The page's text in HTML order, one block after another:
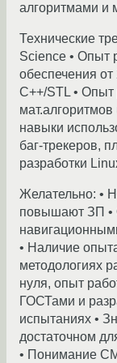
алгоритмами и
Технические
Science • Опыт
обеспечения
C++/STL • Опыт
навыки
баг-трекеров,
разработки
Желательно: •
повышают ЗП •
• Наличие
методологиях
нуля, опыт
ГОСТами и
испытаниях •
достаточном
• Понимание